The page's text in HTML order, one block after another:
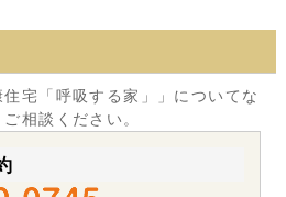
宅「呼吸する家」」についてな
相談ください。